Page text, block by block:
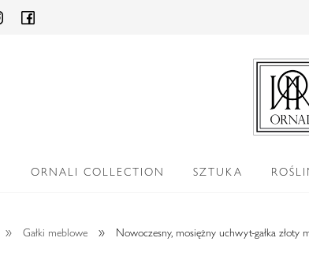
ORNALI COLLECTION SZTUKA
» Gałki meblowe » Nowoczesny, mosiężny uchwyt-gałka złoty